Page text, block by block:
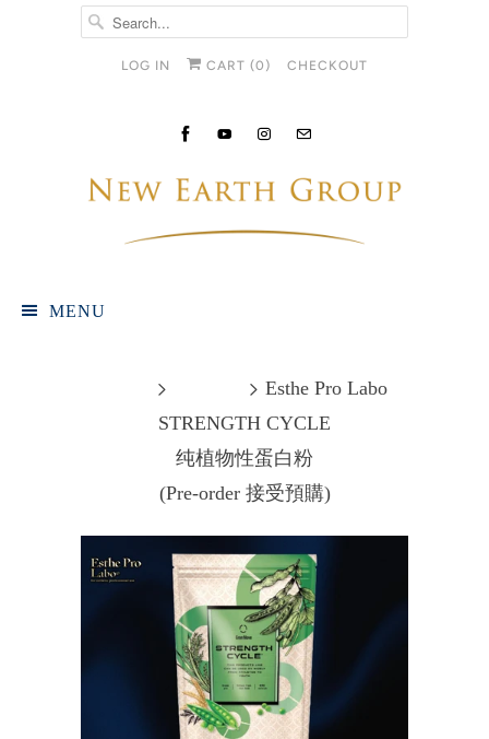
LOG IN CART (0 ) CHECKOUT
MENU
Esthe Pro Labo
STRENGTH CYCLE
纯植物性蛋白粉
(Pre-order 接受預購)